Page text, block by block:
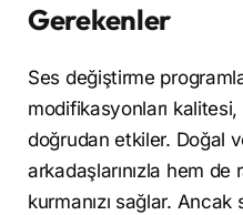
Gerekenler
Ses değiştirme
modifikasyonları
doğrudan etkiler. Doğal
arkadaşlarınızla hem
kurmanızı sağlar.